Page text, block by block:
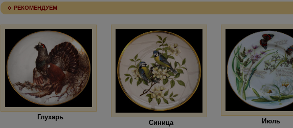
РЕКОМЕНДУЕМ
Глухарь
Синица Июль